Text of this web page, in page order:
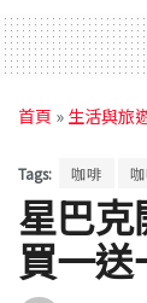
首頁 » 生活與旅
Tags: 咖啡
星巴
買一送